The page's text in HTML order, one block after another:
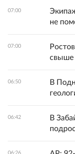
07:00
не
07:00
06:50
В
06:42
В
06:26